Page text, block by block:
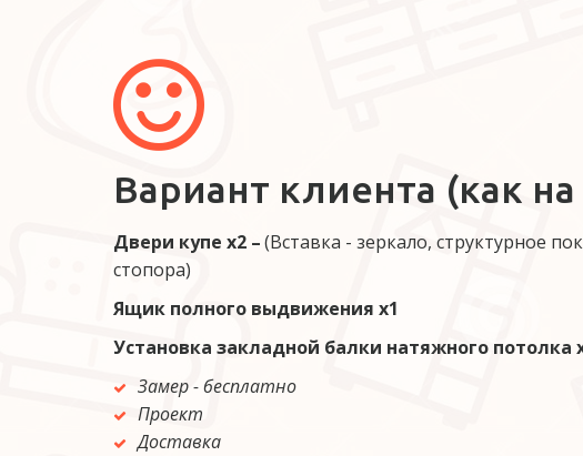
Вариант клиента (как
Двери купе х2 – (Вставка - зеркало, структурное
стопора)
Ящик полного выдвижения х1
Установка закладной балки натяжного потолка
Замер - бесплатно
Проект
Доставка